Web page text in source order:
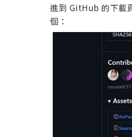
進到 GitHub 的下載
個：